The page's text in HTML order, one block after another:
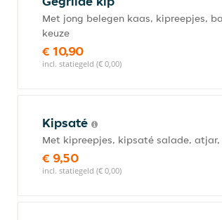
Met jong belegen kaas, kipreepjes,
keuze
€ 10,90
incl. statiegeld (€ 0,00)
Kipsaté
Met kipreepjes, kipsaté salade,
€ 9,50
incl. statiegeld (€ 0,00)